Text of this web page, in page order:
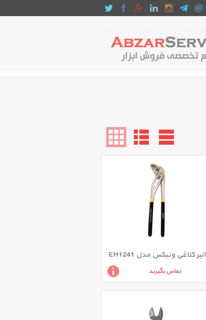
انبر کلاغی ونیکس مدل EH1241
تماس بگیرید